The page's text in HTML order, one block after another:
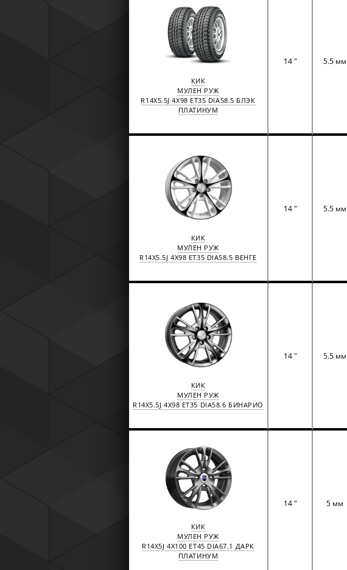
КИК
МУЛЕН РУЖ
R14X5.5J 4X98 ET35 DIA58.5 БЛЭК
ПЛАТИНУМ
14 " 5.5 мм
КИК
МУЛЕН РУЖ
R14X5.5J 4X98 ET35 DIA58.5 ВЕНГЕ
14 " 5.5 мм
КИК
МУЛЕН РУЖ
R14X5.5J 4X98 ET35 DIA58.6 БИНАРИО
14 " 5.5 мм
КИК
МУЛЕН РУЖ
R14X5J 4X100 ET45 DIA67.1 ДАРК
ПЛАТИНУМ
14 " 5 мм